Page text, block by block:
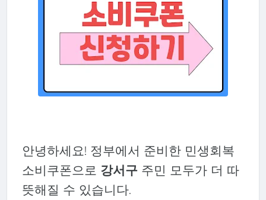
안녕하세요! 정부에서 준비한 민생회복
소비쿠폰으로 강서구주민 모두가 더 따
뜻해질 수 있습니다.